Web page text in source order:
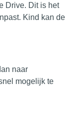
Drive. Dit is het
Kind kan de
naar
mogelijk te